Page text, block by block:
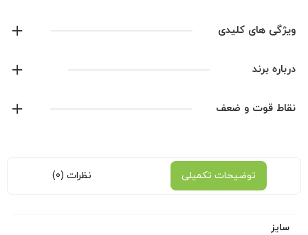
ویژگی های کلیدی
بدون اسم و شماره
پارچه درجه یک تنفسی
درباره برند
آدیداس
نقاط قوت و ضعف
توضیحات تکمیلی نظرات (0)
سایز